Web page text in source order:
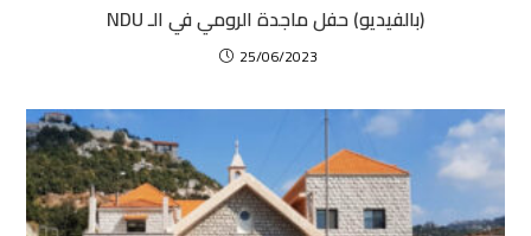
(بالفيديو) حفل ماجدة الرومي في الـ NDU
25/06/2023